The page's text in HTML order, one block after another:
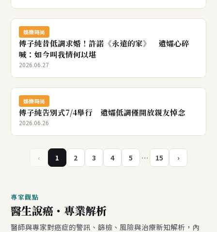
娛樂時尚
傅子純昔低調求婚！許諾《永遠的家》 遺孀心碎
喊：如今叫我情何以堪
2026.06.27
娛樂時尚
傅子純告別式7/4舉行 遺孀低調僅開放親友悼念
2026.06.26
‹ 1 2 3 4 5 … 15 ›
專家觀點
醫生說癌・專業解析
醫師與專家對癌症的警訊、篩檢、風險與治療新知解析，內